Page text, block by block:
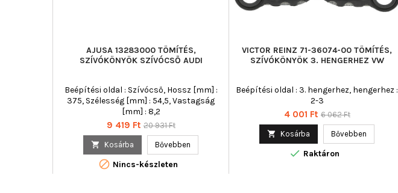
AJUSA 13283000 TÖMÍTÉS,
SZÍVÓKÖNYÖK SZÍVÓCSŐ AUDI
Beépítési oldal : Szívócső, Hossz [mm] :
375, Szélesség [mm] : 54,5, Vastagság
[mm] : 8,2
Ár
9 419 Ft Normál
20 931 Ft
 Kosárba Bővebben
 Nincs-készleten
VICTOR REINZ 71-36074-00 TÖMÍTÉS,
SZÍVÓKÖNYÖK 3. HENGERHEZ VW
Beépítési oldal : 3. hengerhez, hengerhez :
2-3
Ár
4 001 Ft Normál
6 062 Ft
 Kosárba Bővebben
 Raktáron